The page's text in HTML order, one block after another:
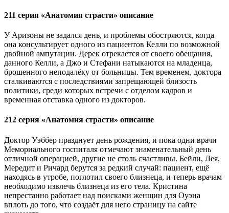
211 серия «Анатомия страсти» описание
У Аризоны не задался день, и проблемы обостряются, когда
она консультирует одного из пациентов Келли по возможной
двойной ампутации. Дерек отрекается от своего обещания,
данного Келли, а Джо и Стефани натыкаются на младенца,
брошенного неподалёку от больницы. Тем временем, доктора
сталкиваются с последствиями запрещающей близость
политики, среди которых встречи с отделом кадров и
временная отставка одного из докторов.
212 серия «Анатомия страсти» описание
Доктор Уэббер празднует день рождения, и пока одни врачи
Мемориального госпиталя отмечают знаменательный день
отличной операцией, другие не столь счастливы. Бейли, Лея,
Мередит и Ричард берутся за редкий случай: пациент, ещё
находясь в утробе, поглотил своего близнеца, и теперь врачам
необходимо извлечь близнеца из его тела. Кристина
непрестанно работает над поисками женщин для Оуэна
вплоть до того, что создаёт для него страницу на сайте